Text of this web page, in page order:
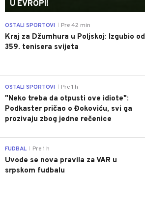
U EVROPI!
OSTALI SPORTOVI Pre 42 min
Kraj za Džumhura u Poljskoj: Izgubio od
359. tenisera svijeta
OSTALI SPORTOVI Pre 1 h
"Neko treba da otpusti ove idiote":
Podkaster pričao o Đokoviću, svi ga
prozivaju zbog jedne rečenice
FUDBAL Pre 1 h
Uvode se nova pravila za VAR u
srpskom fudbalu